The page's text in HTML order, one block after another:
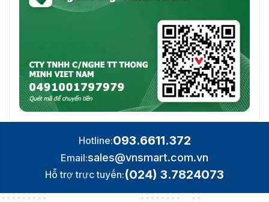
Hotline:093.6611.372
Email:sales@vnsmart.com.vn
Hỗ trợ trực tuyến:(024) 3.7824073